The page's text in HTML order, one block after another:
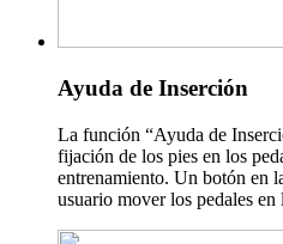
Ayuda de Inserción
La función “Ayuda de
fijación de los pies en los
entrenamiento. Un botón en
usuario mover los pedales en